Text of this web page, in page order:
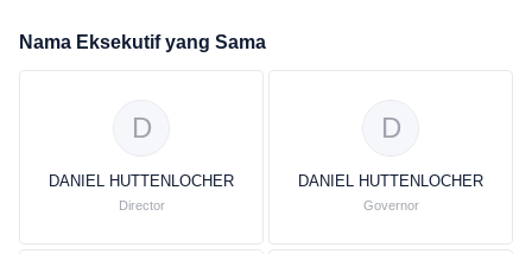
Nama Eksekutif yang Sama
D
DANIEL HUTTENLOCHER
Director
D
DANIEL HUTTENLOCHER
Governor